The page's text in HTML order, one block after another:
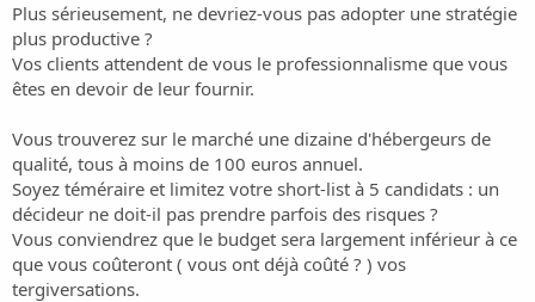
Plus sérieusement, ne devriez-vous pas adopter une stratégie
plus productive ?
Vos clients attendent de vous le professionnalisme que vous
êtes en devoir de leur fournir.
Vous trouverez sur le marché une dizaine d'hébergeurs de
qualité, tous à moins de 100 euros annuel.
Soyez téméraire et limitez votre short-list à 5 candidats : un
décideur ne doit-il pas prendre parfois des risques ?
Vous conviendrez que le budget sera largement inférieur à ce
que vous coûteront ( vous ont déjà coûté ? ) vos
tergiversations.